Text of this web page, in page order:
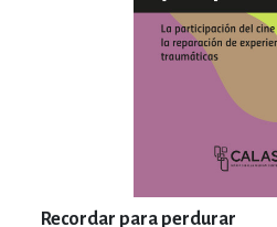
Recordar para perdurar